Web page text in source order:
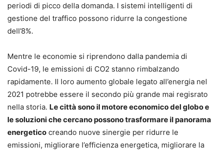
periodi di picco della domanda. I sistemi intelligenti di
gestione del traffico possono ridurre la congestione
dell’8%.
Mentre le economie si riprendono dalla pandemia di
Covid-19, le emissioni di CO2 stanno rimbalzando
rapidamente. Il loro aumento globale legato all’energia nel
2021 potrebbe essere il secondo più grande mai regisrato
nella storia. Le città sono il motore economico del globo e
le soluzioni che cercano possono trasformare il panorama
energetico creando nuove sinergie per ridurre le
emissioni, migliorare l’efficienza energetica, migliorare la